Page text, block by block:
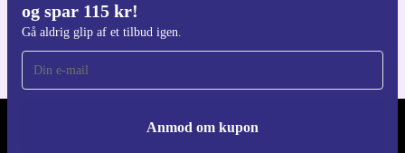
og spar 115 kr!
Gå aldrig glip af et tilbud igen.
Anmod om kupon
REFURBED DANMARK - RETHINK NEW.